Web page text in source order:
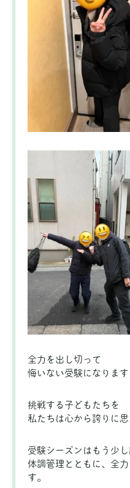
全力を出し切って
悔いない受験になります
挑戦する子どもたちを
私たちは心から誇りに思
受験シーズンはもう少
体調管理とともに、全
す。